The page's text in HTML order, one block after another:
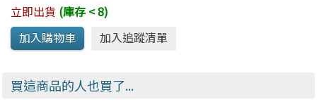
立即出貨 (庫存 < 8)
買這商品的人也買了...